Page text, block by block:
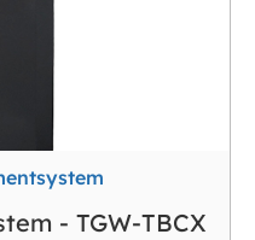
- TGW-TBCX